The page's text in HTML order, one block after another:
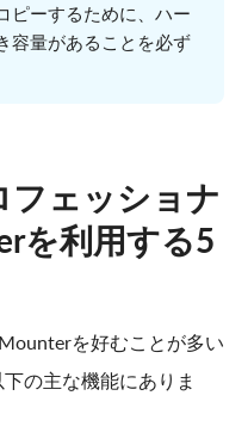
ピーするために、ハー
容量があることを必ず
フェッショナ
を利用する5
を好むことが多い
の主な機能にありま